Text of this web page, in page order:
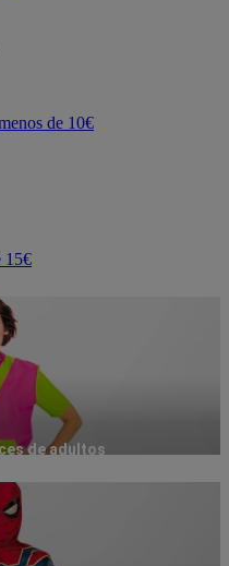
de 10€
15€
de adultos